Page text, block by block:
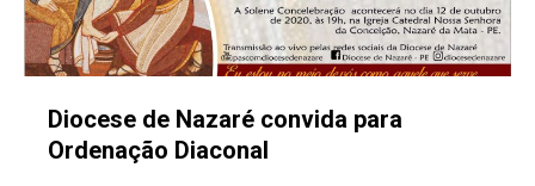
Diocese de Nazaré convida para
Ordenação Diaconal